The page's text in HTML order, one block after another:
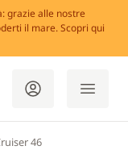
grazie alle nostre
il mare. Scopri qui
46